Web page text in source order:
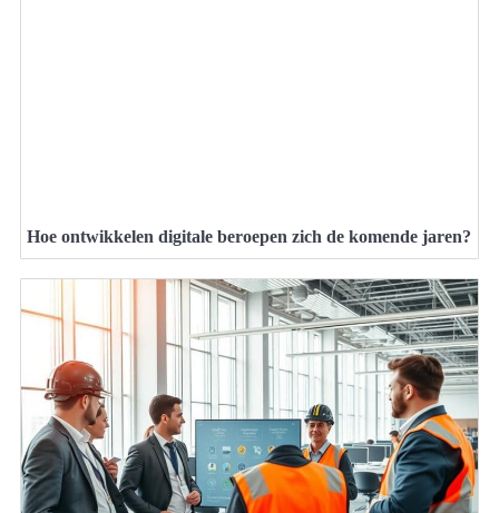
Hoe ontwikkelen digitale beroepen zich de komende jaren?